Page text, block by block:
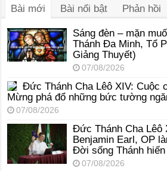
Bài mới Bài nổi bật Phản hồi
Sáng đèn – mặn
Thánh Đa Minh, Tổ
Giảng Thuyết)
07/08/2026
Đức Thánh Cha Lêô XIV: Cuộc
Mừng phá đổ những bức tường
07/08/2026
Đức Thánh Cha Lêô
Benjamin Earl, OP
Đời sống Thánh hiến
07/08/2026